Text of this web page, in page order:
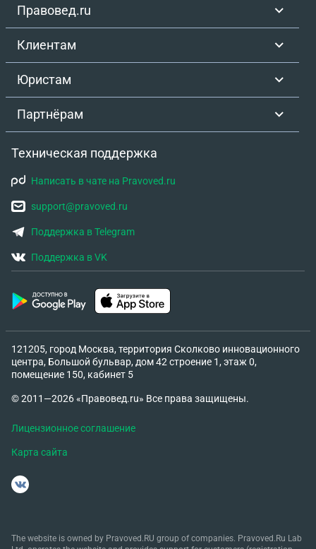
Правовед.ru
Клиентам
Юристам
Партнёрам
Техническая поддержка
Написать в чате на Pravoved.ru
support@pravoved.ru
Поддержка в Telegram
Поддержка в VK
121205, город Москва, территория Сколково инновационного
центра, Большой бульвар, дом 42 строение 1, этаж 0,
помещение 150, кабинет 5
© 2011—2026 «Правовед.ru» Все права защищены.
Лицензионное соглашение
Карта сайта
The website is owned by Pravoved.RU group of companies. Pravoved.Ru Lab